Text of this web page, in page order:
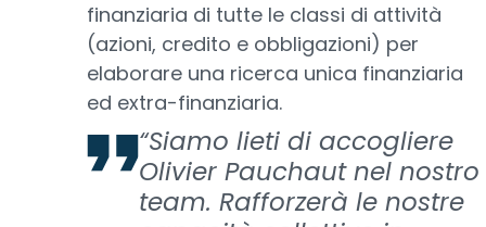
finanziaria di tutte le classi di attività
(azioni, credito e obbligazioni) per
elaborare una ricerca unica finanziaria
ed extra-finanziaria.
“Siamo lieti di accogliere
Olivier Pauchaut nel nostro
team. Rafforzerà le nostre